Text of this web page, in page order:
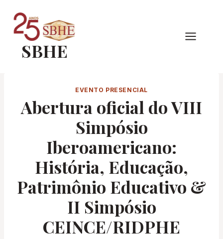
para
ConteúdoSBHE
EVENTO PRESENCIAL
Abertura oficial do VIII
Simpósio
Iberoamericano:
História, Educação,
Patrimônio Educativo &
II Simpósio
CEINCE/RIDPHE